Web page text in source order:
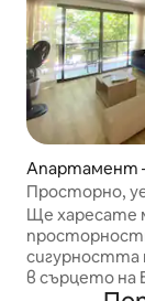
Апартамент
a
Просторно,
невероятно
Mall B
Ще харесате
сигурността
в сърцето на